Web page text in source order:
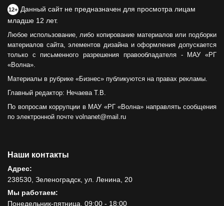
12+ Данный сайт не предназначен для просмотра лицам
младше 12 лет.
Любое использование, либо копирование материалов или подборки
материалов сайта, элементов дизайна и оформления допускается
только с письменного разрешения правообладателя - МАУ «РГ
«Волна».
Материалы в рубрике «Бизнес» публикуются на правах рекламы.
Главный редактор: Нечаева Т.В.
По вопросам коррупции в МАУ «РГ «Волна» направлять сообщения
по электронной почте volnanet@mail.ru
Наши контакты
Адрес:
238530, Зеленоградск, ул. Ленина, 20
Мы работаем:
Понедельник-пятница, 09:00 - 18:00